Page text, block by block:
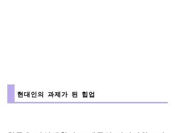
현대인의 과제가 된 힙업